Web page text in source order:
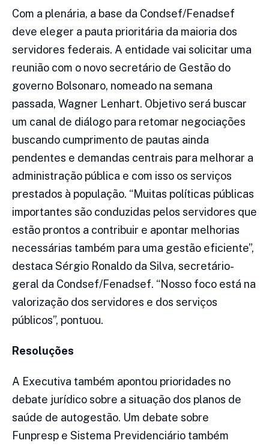
Com a plenária, a base da Condsef/Fenadsef
deve eleger a pauta prioritária da maioria dos
servidores federais. A entidade vai solicitar uma
reunião com o novo secretário de Gestão do
governo Bolsonaro, nomeado na semana
passada, Wagner Lenhart. Objetivo será buscar
um canal de diálogo para retomar negociações
buscando cumprimento de pautas ainda
pendentes e demandas centrais para melhorar a
administração pública e com isso os serviços
prestados à população. “Muitas políticas públicas
importantes são conduzidas pelos servidores que
estão prontos a contribuir e apontar melhorias
necessárias também para uma gestão eficiente”,
destaca Sérgio Ronaldo da Silva, secretário-
geral da Condsef/Fenadsef. “Nosso foco está na
valorização dos servidores e dos serviços
públicos”, pontuou.
Resoluções
A Executiva também apontou prioridades no
debate jurídico sobre a situação dos planos de
saúde de autogestão. Um debate sobre
Funpresp e Sistema Previdenciário também